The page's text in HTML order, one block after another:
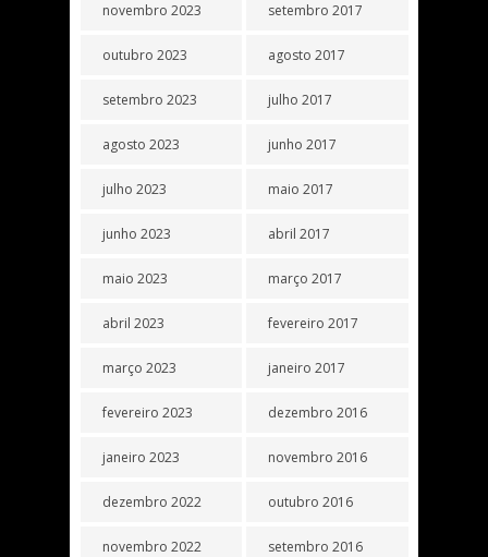
novembro 2023
outubro 2023
setembro 2023
agosto 2023
julho 2023
junho 2023
maio 2023
abril 2023
março 2023
fevereiro 2023
janeiro 2023
dezembro 2022
novembro 2022
setembro 2017
agosto 2017
julho 2017
junho 2017
maio 2017
abril 2017
março 2017
fevereiro 2017
janeiro 2017
dezembro 2016
novembro 2016
outubro 2016
setembro 2016